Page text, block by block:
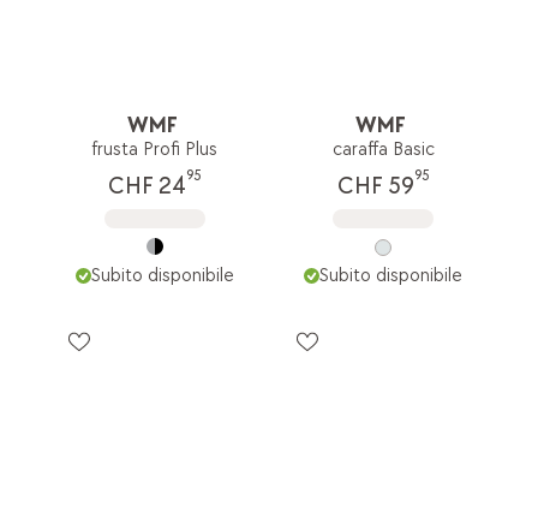
WMF
frusta Profi Plus
CHF 2495
Subito disponibile
WMF
caraffa Basic
CHF 5995
Subito disponibile